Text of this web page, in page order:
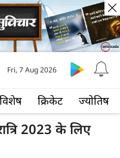
क्रिकेट ज्योतिष
Fri, 7 Aug 2026
2023 के लिए